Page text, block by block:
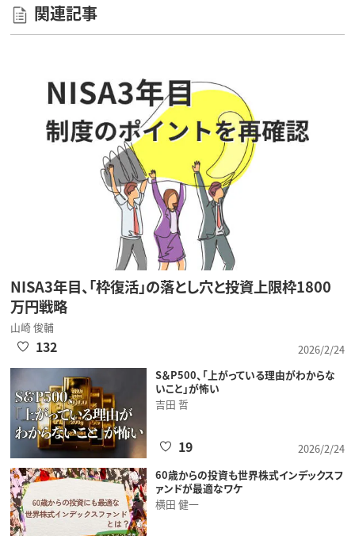
関連記事
NISA3年目、「枠復活」の落とし穴と投資上限枠1800
万円戦略
山崎 俊輔
2026/2/24
132
S＆P500、「上がっている理由がわからな
いこと」が怖い
吉田 哲
2026/2/24
19
60歳からの投資も世界株式インデックスフ
ァンドが最適なワケ
横田 健一